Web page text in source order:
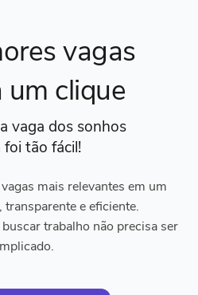
vagas
um clique
vaga dos sonhos
foi tão fácil!
mais relevantes em um
e eficiente.
trabalho não precisa ser